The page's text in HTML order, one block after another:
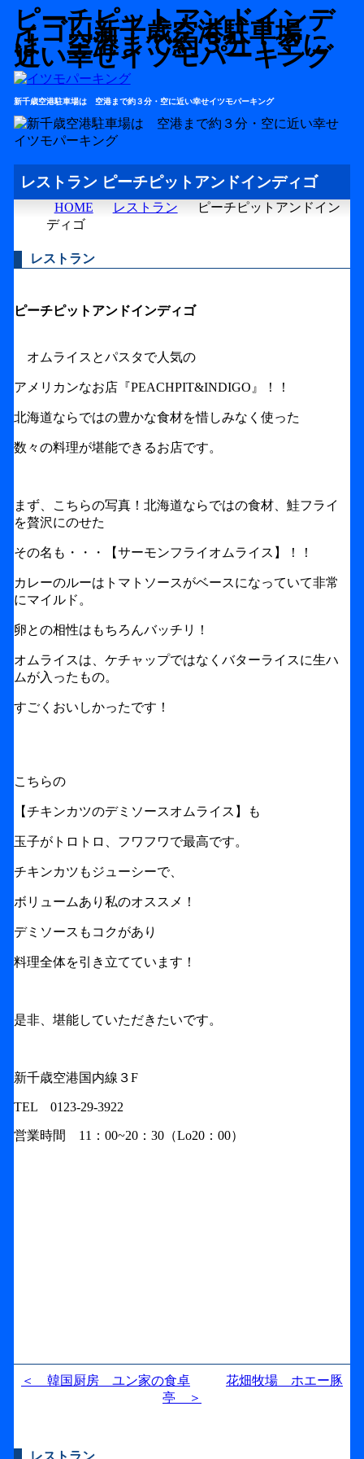
ピーチピットアンドインデ
ィゴ｢｣新千歳空港駐車場
は 空港まで約３分・空に
近い幸せイツモパーキング
新千歳空港駐車場は 空港まで約３分・空に近い幸せイツモパーキング
レストラン ピーチピットアンドインディゴ
HOME レストラン
ピーチピットアンドイン
ディゴ
レストラン
ピーチピットアンドインディゴ
オムライスとパスタで人気の
アメリカンなお店『PEACHPIT&INDIGO』！！
北海道ならではの豊かな食材を惜しみなく使った
数々の料理が堪能できるお店です。
まず、こちらの写真！北海道ならではの食材、鮭フライ
を贅沢にのせた
その名も・・・【サーモンフライオムライス】！！
カレーのルーはトマトソースがベースになっていて非常
にマイルド。
卵との相性はもちろんバッチリ！
オムライスは、ケチャップではなくバターライスに生ハ
ムが入ったもの。
すごくおいしかったです！
こちらの
【チキンカツのデミソースオムライス】も
玉子がトロトロ、フワフワで最高です。
チキンカツもジューシーで、
ボリュームあり私のオススメ！
デミソースもコクがあり
料理全体を引き立てています！
是非、堪能していただきたいです。
新千歳空港国内線３F
TEL 0123-29-3922
営業時間 11：00~20：30（Lo20：00）
＜ 韓国厨房 ユン家の食卓
花畑牧場 ホエー豚
亭 ＞